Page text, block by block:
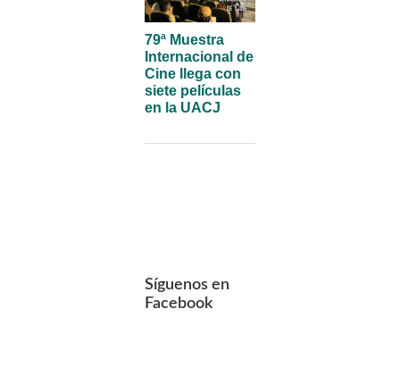
79ª Muestra
Internacional de
Cine llega con
siete películas
en la UACJ
Síguenos en
Facebook